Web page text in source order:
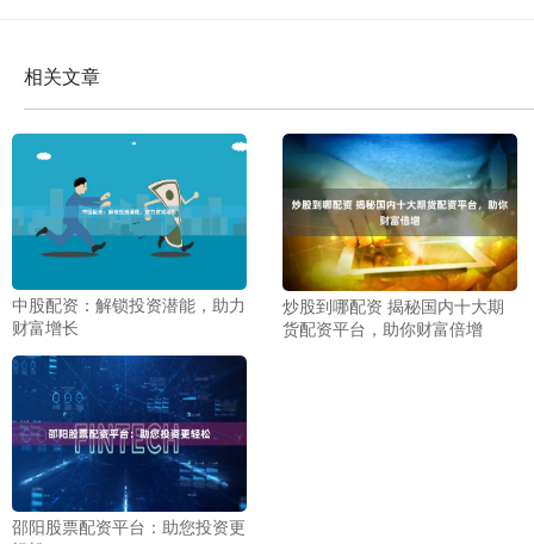
相关文章
中股配资：解锁投资潜能，助力
财富增长
炒股到哪配资 揭秘国内十大期
货配资平台，助你财富倍增
邵阳股票配资平台：助您投资更